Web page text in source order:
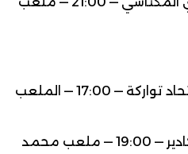
• اتحاد يعقوب المنصور × اتحاد تواركة — 17:00 — الملعب
• الوداد الرياضي × حسنية أكادير — 19:00 — ملعب محمد